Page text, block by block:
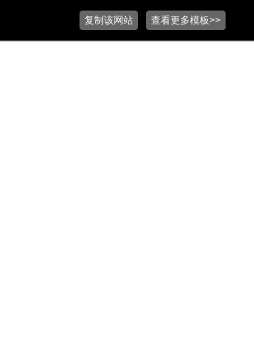
查看更多模板>>
复制该网站